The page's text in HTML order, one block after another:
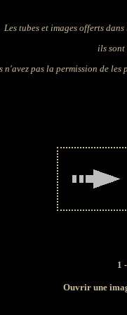
Les tubes et images offerts
ils sont
n'avez pas la permission de
1 -
Ouvrir une